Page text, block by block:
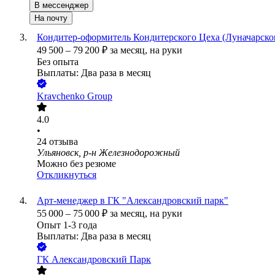
В мессенджер
На почту
Кондитер-оформитель Кондитерского Цеха
49 500 – 79 200 ₽ за месяц, на руки
Без опыта
Выплаты: Два раза в месяц
Kravchenko Group
4.0
•
24 отзыва
Ульяновск, р-н Железнодорожный
Можно без резюме
Откликнуться
Арт-менеджер в ГК "Александровский парк"
55 000 – 75 000 ₽ за месяц, на руки
Опыт 1-3 года
Выплаты: Два раза в месяц
ГК Александровский Парк